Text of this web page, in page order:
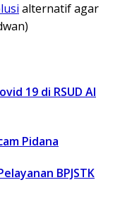
alternatif agar
19 di RSUD Al
Pidana
BPJSTK